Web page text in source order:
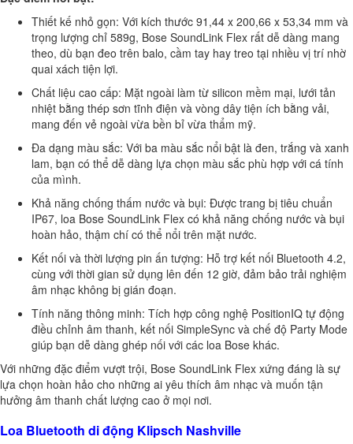
Thiết kế nhỏ gọn: Với kích thước 91,44 x 200,66 x 53,34 mm và
trọng lượng chỉ 589g, Bose SoundLink Flex rất dễ dàng mang
theo, dù bạn đeo trên balo, cầm tay hay treo tại nhiều vị trí nhờ
quai xách tiện lợi.
Chất liệu cao cấp: Mặt ngoài làm từ silicon mềm mại, lưới tản
nhiệt bằng thép sơn tĩnh điện và vòng dây tiện ích bằng vải,
mang đến vẻ ngoài vừa bền bỉ vừa thẩm mỹ.
Đa dạng màu sắc: Với ba màu sắc nổi bật là đen, trắng và xanh
lam, bạn có thể dễ dàng lựa chọn màu sắc phù hợp với cá tính
của mình.
Khả năng chống thấm nước và bụi: Được trang bị tiêu chuẩn
IP67, loa Bose SoundLink Flex có khả năng chống nước và bụi
hoàn hảo, thậm chí có thể nổi trên mặt nước.
Kết nối và thời lượng pin ấn tượng: Hỗ trợ kết nối Bluetooth 4.2,
cùng với thời gian sử dụng lên đến 12 giờ, đảm bảo trải nghiệm
âm nhạc không bị gián đoạn.
Tính năng thông minh: Tích hợp công nghệ PositionIQ tự động
điều chỉnh âm thanh, kết nối SimpleSync và chế độ Party Mode
giúp bạn dễ dàng ghép nối với các loa Bose khác.
Với những đặc điểm vượt trội, Bose SoundLink Flex xứng đáng là sự
lựa chọn hoàn hảo cho những ai yêu thích âm nhạc và muốn tận
hưởng âm thanh chất lượng cao ở mọi nơi.
Loa Bluetooth di động Klipsch Nashville